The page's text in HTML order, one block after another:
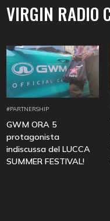
VIRGIN RADIO
#PARTNERSHIP
GWM ORA 5
protagonista
indiscussa del LUCCA
SUMMER FESTIVAL!